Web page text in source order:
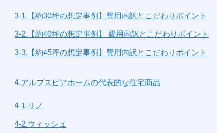
3-1.【約30坪の想定事例】費用内訳とこだわりポイント
3-2.【約40坪の想定事例】 費用内訳とこだわりポイント
3-3.【約45坪の想定事例】費用内訳とこだわりポイント
4.アルプスピアホームの代表的な住宅商品
4-1.リノ
4-2.ウィッシュ